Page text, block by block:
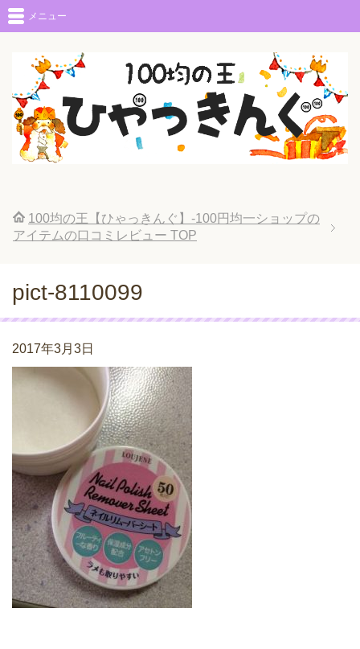
メニュー
100均の王【ひゃっきんぐ】-100円均一ショップの
アイテムの口コミレビュー TOP
pict-8110099
2017年3月3日